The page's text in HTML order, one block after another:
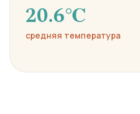
20.6℃
средняя температура